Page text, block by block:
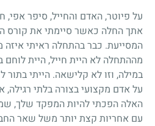
על פיוטר, האדם והחייל, סיפר אפי,
אתך החלה כאשר סיימתי את קורס
המסייעת. כבר בהתחלה ראיתי איזה
מההתחלה לא היית חייל, היית לוחם
במילה, וזו לא קלישאה. הייתי
על אדם מקצועי בצורה בלתי
האלה הפכתי להיות המפקד שלך,
עם אחריות קצת יותר משל שאר